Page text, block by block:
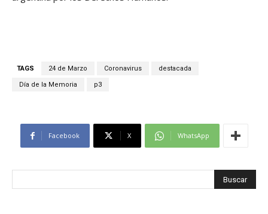
TAGS 24 de Marzo Coronavirus destacada
Día de la Memoria p3
Facebook X WhatsApp